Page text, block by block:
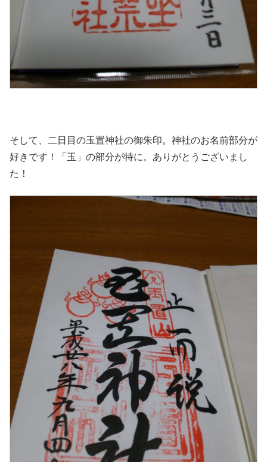
そして、二日目の玉置神社の御朱印。神社のお名前部分が
好きです！「玉」の部分が特に。ありがとうございまし
た！